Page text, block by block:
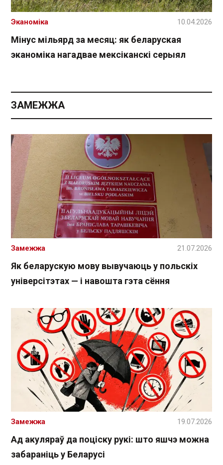
Мінус мільярд за месяц: як беларуская
эканоміка нагадвае мексіканскі серыял
Эканоміка 10.04.2026
ЗАМЕЖЖА
Як беларускую мову вывучаюць у польскіх
універсітэтах — і навошта гэта сёння
Замежжа 21.07.2026
Ад акуляраў да поціску рукі: што яшчэ можна
забараніць у Беларусі
Замежжа 19.07.2026